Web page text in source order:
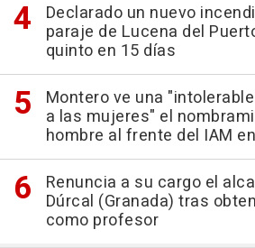
Declarado un nuevo
paraje de Lucena del
quinto en 15 días
Montero ve una
a las mujeres" el
hombre al frente del IAM
Renuncia a su cargo el
Dúrcal (Granada) tras
como profesor